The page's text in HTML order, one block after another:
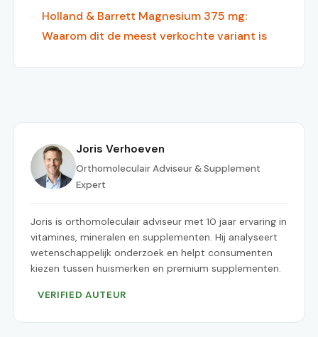
Holland & Barrett Magnesium 375 mg:
Waarom dit de meest verkochte variant is
Joris Verhoeven
Orthomoleculair Adviseur & Supplement
Expert
Joris is orthomoleculair adviseur met 10 jaar ervaring in
vitamines, mineralen en supplementen. Hij analyseert
wetenschappelijk onderzoek en helpt consumenten
kiezen tussen huismerken en premium supplementen.
VERIFIED AUTEUR